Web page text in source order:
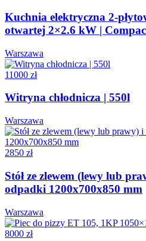
Kuchnia elektryczna 2-
otwartej 2×2.6 kW |
Warszawa
11000 zł
Witryna chłodnicza | 550l
Warszawa
2850 zł
Stół ze zlewem (lewy lub
odpadki 1200x700x850 mm
Warszawa
8000 zł